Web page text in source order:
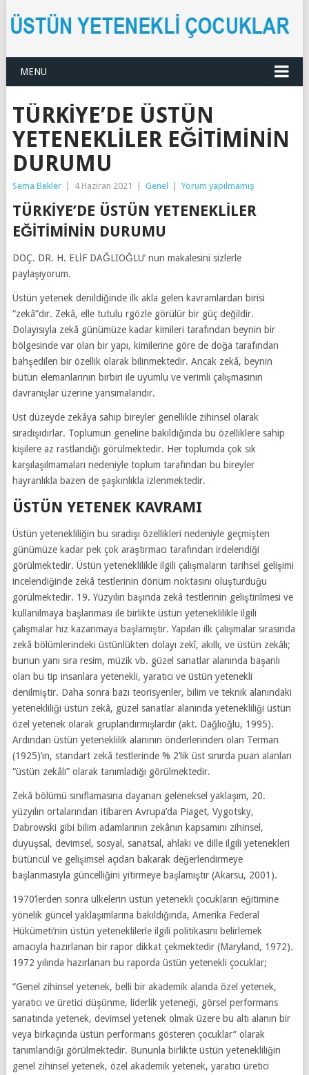
MENU
TÜRKIYE’DE ÜSTÜN
YETENEKLILER EĞITIMININ
DURUMU
Sema Bekler 4 Haziran 2021 Genel Yorum yapılmamış
TÜRKİYE’DE ÜSTÜN YETENEKLİLER
EĞİTİMİNİN DURUMU
DOÇ. DR. H. ELİF DAĞLIOĞLU’ nun makalesini sizlerle
paylaşıyorum.
Üstün yetenek denildiğinde ilk akla gelen kavramlardan birisi
“zekâ”dır. Zekâ, elle tutulu rgözle görülür bir güç değildir.
Dolayısıyla zekâ günümüze kadar kimileri tarafından beynin bir
bölgesinde var olan bir yapı, kimilerine göre de doğa tarafından
bahşedilen bir özellik olarak bilinmektedir. Ancak zekâ, beynin
bütün elemanlarının birbiri ile uyumlu ve verimli çalışmasının
davranışlar üzerine yansımalarıdır.
Üst düzeyde zekâya sahip bireyler genellikle zihinsel olarak
sıradışıdırlar. Toplumun geneline bakıldığında bu özelliklere sahip
kişilere az rastlandığı görülmektedir. Her toplumda çok sık
karşılaşılmamaları nedeniyle toplum tarafından bu bireyler
hayranlıkla bazen de şaşkınlıkla izlenmektedir.
ÜSTÜN YETENEK KAVRAMI
Üstün yetenekliliğin bu sıradışı özellikleri nedeniyle geçmişten
günümüze kadar pek çok araştırmacı tarafından irdelendiği
görülmektedir. Üstün yeteneklilikle ilgili çalışmaların tarihsel gelişimi
incelendiğinde zekâ testlerinin dönüm noktasını oluşturduğu
görülmektedir. 19. Yüzyılın başında zekâ testlerinin geliştirilmesi ve
kullanılmaya başlanması ile birlikte üstün yeteneklilikle ilgili
çalışmalar hız kazanmaya başlamıştır. Yapılan ilk çalışmalar sırasında
zekâ bölümlerindeki üstünlükten dolayı zekî, akıllı, ve üstün zekâlı;
bunun yanı sıra resim, müzik vb. güzel sanatlar alanında başarılı
olan bu tip insanlara yetenekli, yaratıcı ve üstün yetenekli
denilmiştir. Daha sonra bazı teorisyenler, bilim ve teknik alanındaki
yetenekliliği üstün zekâ, güzel sanatlar alanında yetenekliliği üstün
özel yetenek olarak gruplandırmışlardır (akt. Dağlıoğlu, 1995).
Ardından üstün yeteneklilik alanının önderlerinden olan Terman
(1925)’ın, standart zekâ testlerinde % 2’lik üst sınırda puan alanları
“üstün zekâlı” olarak tanımladığı görülmektedir.
Zekâ bölümü sınıflamasına dayanan geleneksel yaklaşım, 20.
yüzyılın ortalarından itibaren Avrupa’da Piaget, Vygotsky,
Dabrowski gibi bilim adamlarının zekânın kapsamını zihinsel,
duyuşsal, devimsel, sosyal, sanatsal, ahlaki ve dille ilgili yetenekleri
bütüncül ve gelişimsel açıdan bakarak değerlendirmeye
başlanmasıyla güncelliğini yitirmeye başlamıştır (Akarsu, 2001).
1970’lerden sonra ülkelerin üstün yetenekli çocukların eğitimine
yönelik güncel yaklaşımlarına bakıldığında, Amerika Federal
Hükümeti’nin üstün yeteneklilerle ilgili politikasını belirlemek
amacıyla hazırlanan bir rapor dikkat çekmektedir (Maryland, 1972).
1972 yılında hazırlanan bu raporda üstün yetenekli çocuklar;
“Genel zihinsel yetenek, belli bir akademik alanda özel yetenek,
yaratıcı ve üretici düşünme, liderlik yeteneği, görsel performans
sanatında yetenek, devimsel yetenek olmak üzere bu altı alanın bir
veya birkaçında üstün performans gösteren çocuklar” olarak
tanımlandığı görülmektedir. Bununla birlikte üstün yetenekliliğin
genel zihinsel yetenek, özel akademik yetenek, yaratıcı üretici